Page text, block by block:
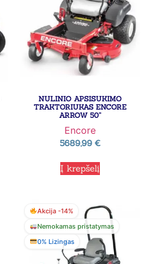
NULINIO APSISUKIMO
TRAKTORIUKAS ENCORE
ARROW 50”
Encore
5689,99 €
Į krepšelį
Akcija -14%
Nemokamas pristatymas
0% Lizingas